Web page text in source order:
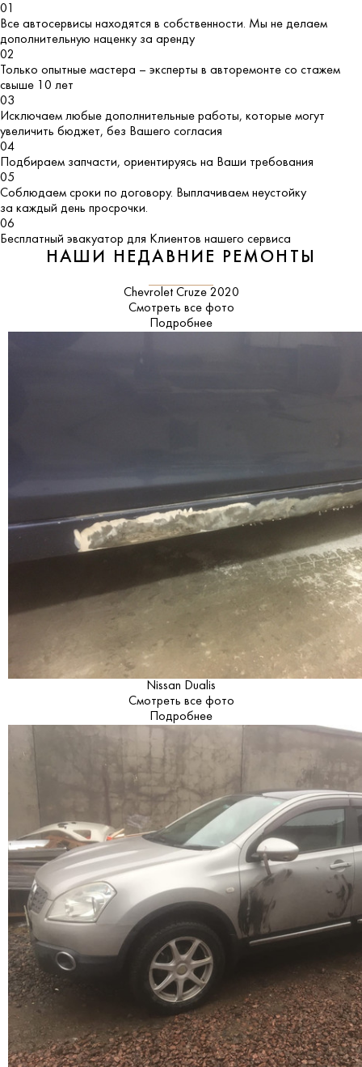
01
Все автосервисы находятся в собственности. Мы не делаем
дополнительную наценку за аренду
02
Только опытные мастера – эксперты в авторемонте со стажем
свыше 10 лет
03
Исключаем любые дополнительные работы, которые могут
увеличить бюджет, без Вашего согласия
04
Подбираем запчасти, ориентируясь на Ваши требования
05
Соблюдаем сроки по договору. Выплачиваем неустойку
за каждый день просрочки.
06
Бесплатный эвакуатор для Клиентов нашего сервиса
НАШИ НЕДАВНИЕ РЕМОНТЫ
Chevrolet Cruze 2020
Смотреть все фото
Подробнее
Nissan Dualis
Смотреть все фото
Подробнее